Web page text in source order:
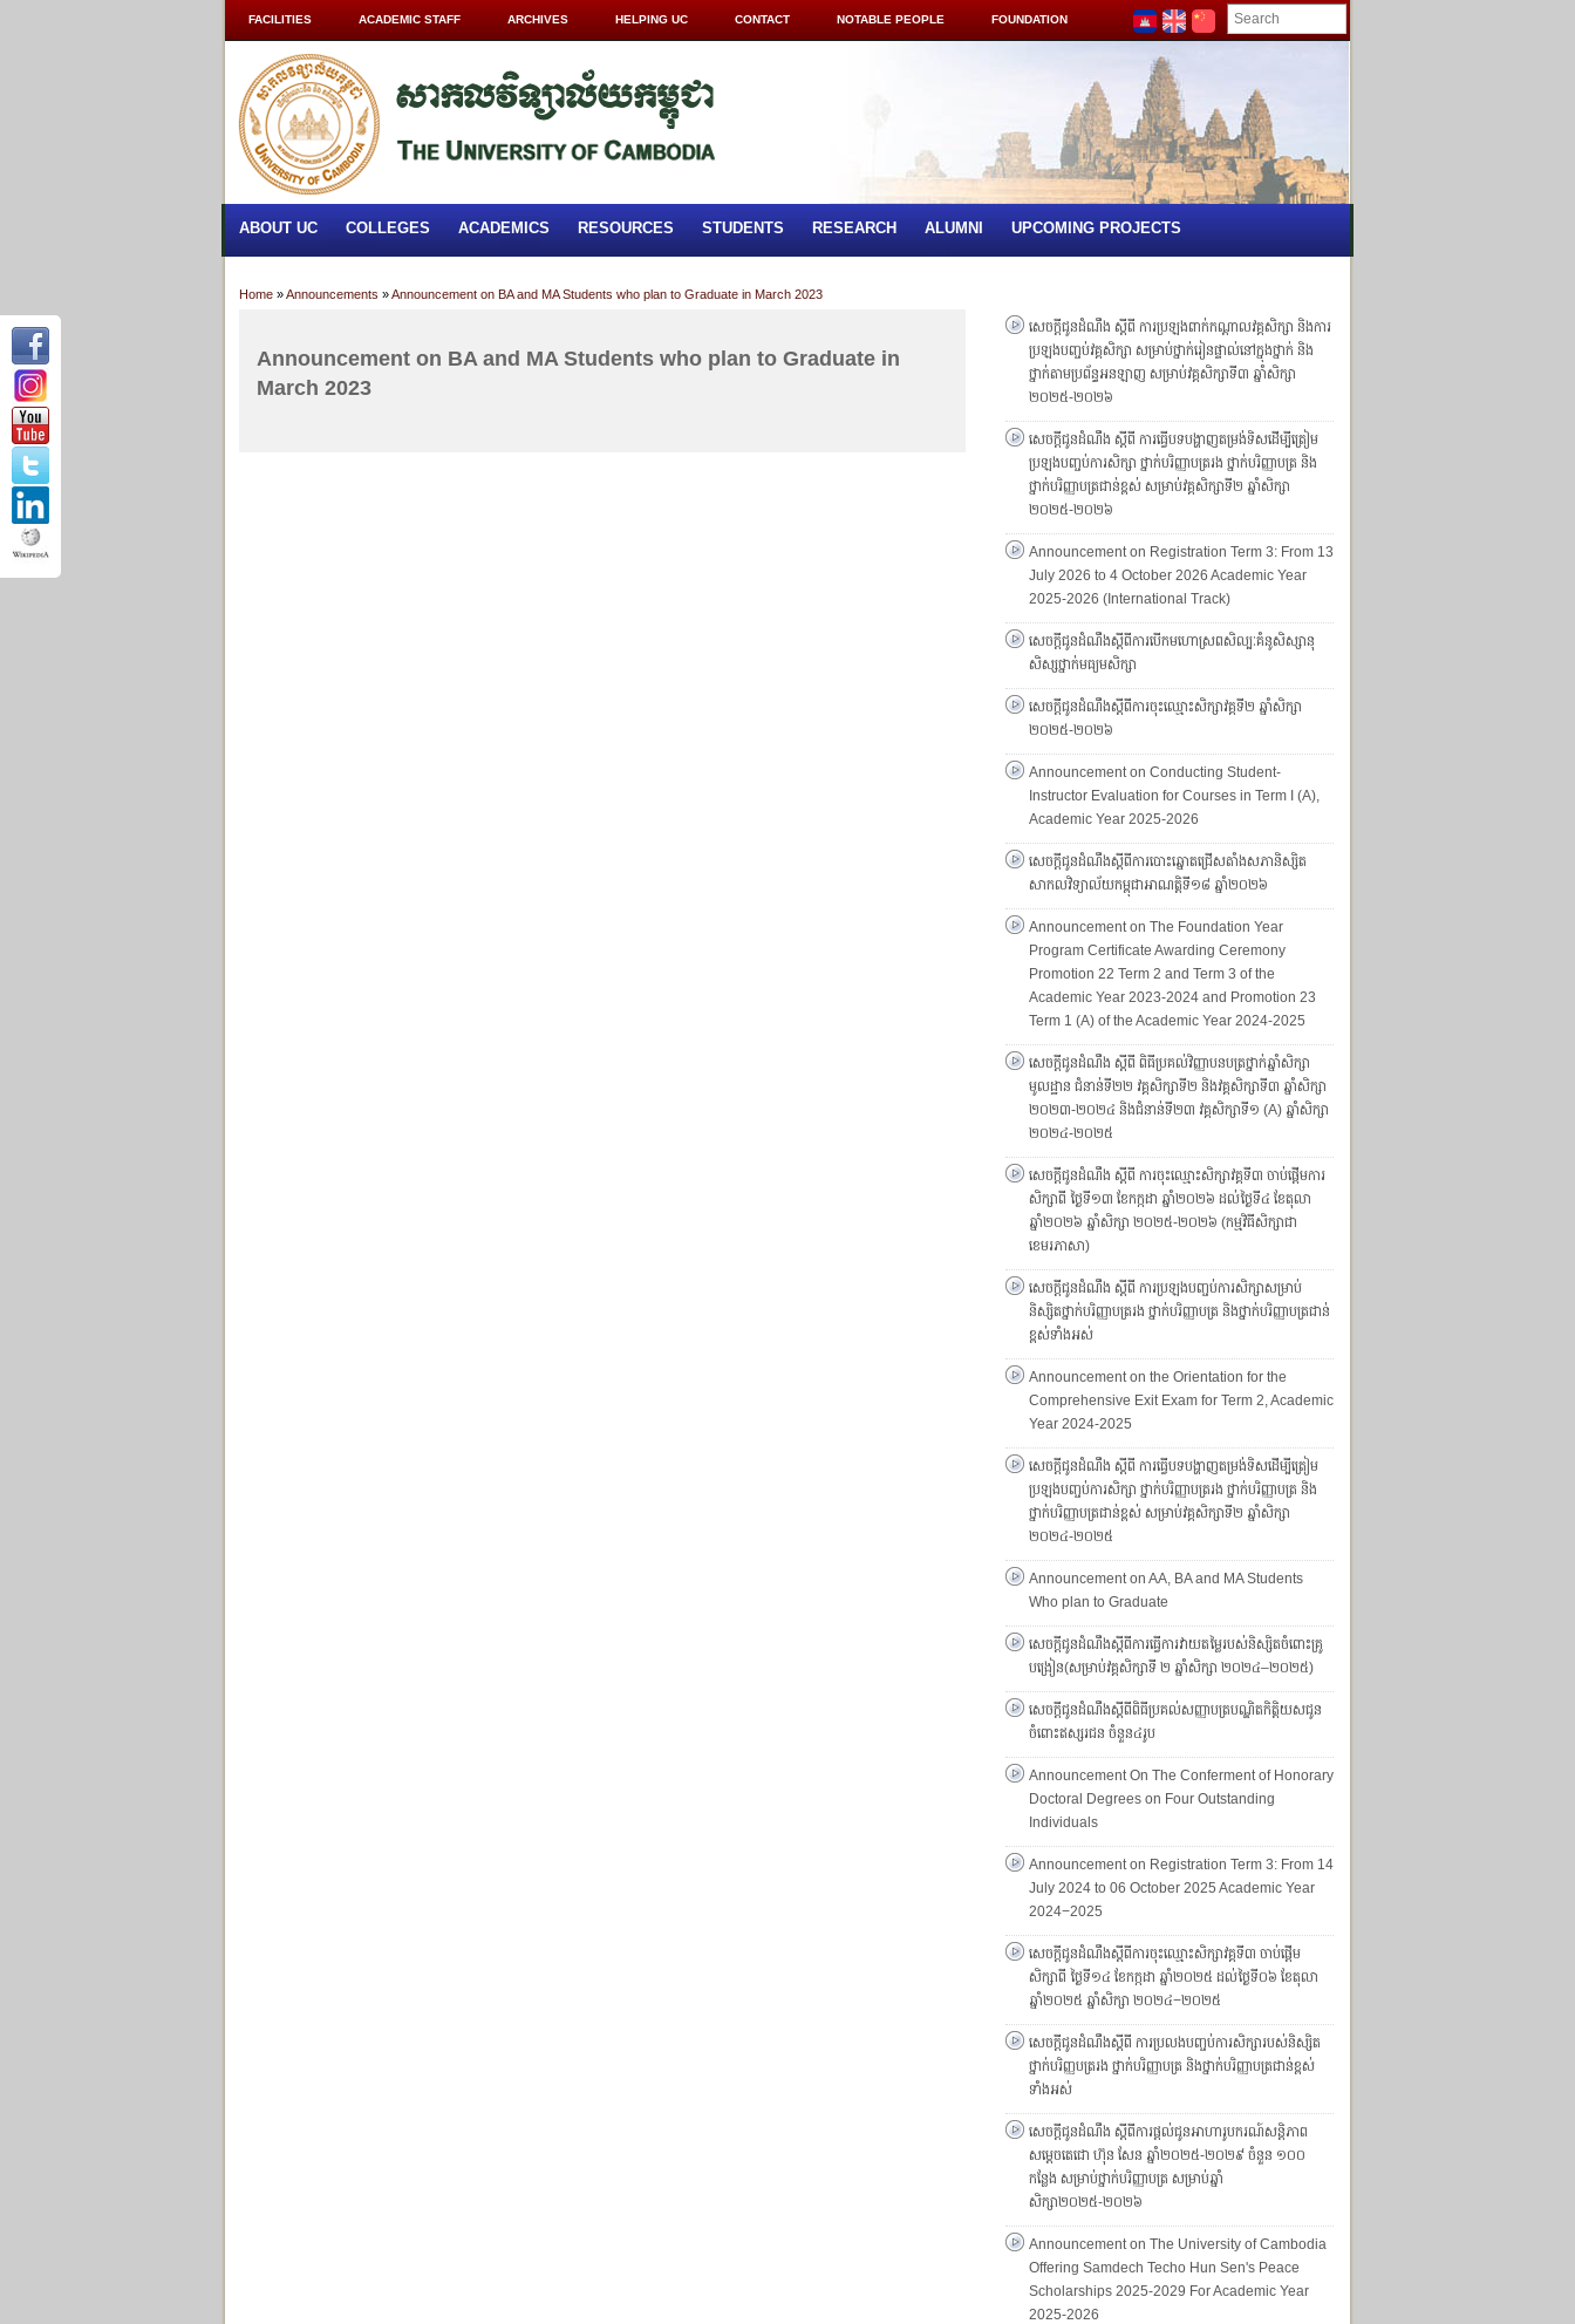
FACILITIES ACADEMIC STAFF ARCHIVES HELPING UC CONTACT NOTABLE PEOPLE FOUNDATION
ABOUT UC COLLEGES ACADEMICS RESOURCES STUDENTS RESEARCH ALUMNI UPCOMING PROJECTS
Home »Announcements »Announcement on BA and MA Students who plan to Graduate in March 2023
Announcement on BA and MA Students who plan to Graduate in
March 2023
សេចក្ដីជូនដំណឹង ស្ដីពី ការប្រឡងពាក់កណ្ដាលវគ្គសិក្សា និងការ
ប្រឡងបញ្ចប់វគ្គសិក្សា សម្រាប់ថ្នាក់រៀនផ្ទាល់នៅក្នុងថ្នាក់ និង
ថ្នាក់តាមប្រព័ន្ធអនឡាញ សម្រាប់វគ្គសិក្សាទី៣ ឆ្នាំសិក្សា
២០២៥-២០២៦
សេចក្តីជូនដំណឹង ស្តីពី ការធ្វើបទបង្ហាញតម្រង់ទិសដើម្បីត្រៀម
ប្រឡងបញ្ចប់ការសិក្សា ថ្នាក់បរិញ្ញាបត្ររង ថ្នាក់បរិញ្ញាបត្រ និង
ថ្នាក់បរិញ្ញាបត្រជាន់ខ្ពស់ សម្រាប់វគ្គសិក្សាទី២ ឆ្នាំសិក្សា
២០២៥-២០២៦
Announcement on Registration Term 3: From 13
July 2026 to 4 October 2026 Academic Year
2025-2026 (International Track)
សេចក្ដីជូនដំណឹងស្ដីពីការបើកមហោស្រពសិល្បៈគំនូសិស្សានុ
សិស្សថ្នាក់មធ្យមសិក្សា
សេចក្ដីជូនដំណឹងស្ដីពីការចុះឈ្មោះសិក្សាវគ្គទី២ ឆ្នាំសិក្សា
២០២៥-២០២៦
Announcement on Conducting Student-
Instructor Evaluation for Courses in Term I (A),
Academic Year 2025-2026
សេចក្តីជូនដំណឹងស្តីពីការបោះឆ្នោតជ្រើសតាំងសភានិស្សិត
សាកលវិទ្យាល័យកម្ពុជាអាណត្តិទី១៨ ឆ្នាំ២០២៦
Announcement on The Foundation Year
Program Certificate Awarding Ceremony
Promotion 22 Term 2 and Term 3 of the
Academic Year 2023-2024 and Promotion 23
Term 1 (A) of the Academic Year 2024-2025
សេចក្តីជូនដំណឹង ស្តីពី ពិធីប្រគល់វិញ្ញាបនបត្រថ្នាក់ឆ្នាំសិក្សា
មូលដ្ឋាន ជំនាន់ទី២២ វគ្គសិក្សាទី២ និងវគ្គសិក្សាទី៣ ឆ្នាំសិក្សា
២០២៣-២០២៤ និងជំនាន់ទី២៣ វគ្គសិក្សាទី១ (A) ឆ្នាំសិក្សា
២០២៤-២០២៥
សេចក្តីជូនដំណឹង ស្តីពី ការចុះឈ្មោះសិក្សាវគ្គទី៣ ចាប់ផ្តើមការ
សិក្សាពី ថ្ងៃទី១៣ ខែកក្កដា ឆ្នាំ២០២៦ ដល់ថ្ងៃទី៤ ខែតុលា
ឆ្នាំ២០២៦ ឆ្នាំសិក្សា ២០២៥-២០២៦ (កម្មវិធីសិក្សាជា
ខេមរភាសា)
សេចក្តីជូនដំណឹង ស្តីពី ការប្រឡងបញ្ចប់ការសិក្សាសម្រាប់
និស្សិតថ្នាក់បរិញ្ញាបត្ររង ថ្នាក់បរិញ្ញាបត្រ និងថ្នាក់បរិញ្ញាបត្រជាន់
ខ្ពស់ទាំងអស់
Announcement on the Orientation for the
Comprehensive Exit Exam for Term 2, Academic
Year 2024-2025
សេចក្តីជូនដំណឹង ស្តីពី ការធ្វើបទបង្ហាញតម្រង់ទិសដើម្បីត្រៀម
ប្រឡងបញ្ចប់ការសិក្សា ថ្នាក់បរិញ្ញាបត្ររង ថ្នាក់បរិញ្ញាបត្រ និង
ថ្នាក់បរិញ្ញាបត្រជាន់ខ្ពស់ សម្រាប់វគ្គសិក្សាទី២ ឆ្នាំសិក្សា
២០២៤-២០២៥
Announcement on AA, BA and MA Students
Who plan to Graduate
សេចក្តីជូនដំណឹងស្តីពីការធ្វើការវាយតម្លៃរបស់និស្សិតចំពោះគ្រូ
បង្រៀន(សម្រាប់វគ្គសិក្សាទី ២ ឆ្នាំសិក្សា ២០២៤–២០២៥)
សេចក្តីជូនដំណឹងស្ដីពីពិធីប្រគល់សញ្ញាបត្របណ្ឌិតកិត្តិយសជូន
ចំពោះឥស្សរជន ចំនួន៤រូប
Announcement On The Conferment of Honorary
Doctoral Degrees on Four Outstanding
Individuals
Announcement on Registration Term 3: From 14
July 2024 to 06 October 2025 Academic Year
2024−2025
សេចក្ដីជូនដំណឹងស្ដីពីការចុះឈ្មោះសិក្សាវគ្គទី៣ ចាប់ផ្តើម
សិក្សាពី ថ្ងៃទី១៤ ខែកក្កដា ឆ្នាំ២០២៥ ដល់ថ្ងៃទី០៦ ខែតុលា
ឆ្នាំ២០២៥ ឆ្នាំសិក្សា ២០២៤−២០២៥
សេចក្តីជូនដំណឹងស្តីពី ការប្រលងបញ្ចប់ការសិក្សារបស់និស្សិត
ថ្នាក់បរិញ្ញបត្ររង ថ្នាក់បរិញ្ញាបត្រ និងថ្នាក់បរិញ្ញាបត្រជាន់ខ្ពស់
ទាំងអស់
សេចក្តីជូនដំណឹង ស្តីពីការផ្តល់ជូនអាហារូបករណ៍សន្តិភាព
សម្ដេចតេជោ ហ៊ុន សែន ឆ្នាំ២០២៥-២០២៩ ចំនួន ១០០
កន្លែង សម្រាប់ថ្នាក់បរិញ្ញាបត្រ សម្រាប់ឆ្នាំ
សិក្សា២០២៥-២០២៦
Announcement on The University of Cambodia
Offering Samdech Techo Hun Sen's Peace
Scholarships 2025-2029 For Academic Year
2025-2026